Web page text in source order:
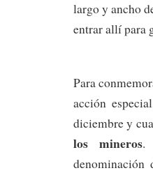
largo y ancho
entrar allí para
Para
acción
diciembre y
los mineros.
denominación